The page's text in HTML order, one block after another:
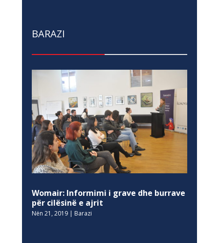
BARAZI
Womair: Informimi i grave dhe burrave
për cilësinë e ajrit
Nën 21, 2019| Barazi